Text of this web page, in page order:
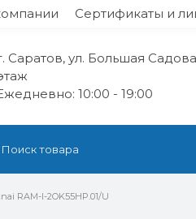
Сертификаты и
Саратов, ул. Большая
10:00 - 19:00
RAM-I-2OK55HP.01/U